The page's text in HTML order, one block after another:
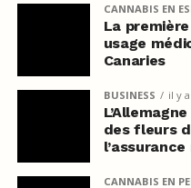
CANNABIS EN
La
usage
Canaries
BUSINESS il y
des fleurs
CANNABIS EN